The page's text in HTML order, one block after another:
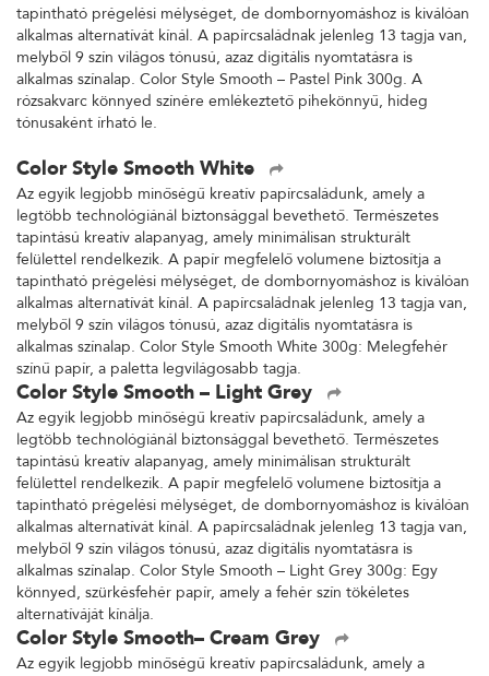
tapintható prégelési mélységet, de dombornyomáshoz is kiválóan
alkalmas alternatívát kínál. A papírcsaládnak jelenleg 13 tagja van,
melyből 9 szín világos tónusú, azaz digitális nyomtatásra is
alkalmas színalap. Color Style Smooth – Pastel Pink 300g. A
rózsakvarc könnyed színére emlékeztető pihekönnyű, hideg
tónusaként írható le.
Color Style Smooth White
Az egyik legjobb minőségű kreatív papírcsaládunk, amely a
legtöbb technológiánál biztonsággal bevethető. Természetes
tapintású kreatív alapanyag, amely minimálisan strukturált
felülettel rendelkezik. A papír megfelelő volumene biztosítja a
tapintható prégelési mélységet, de dombornyomáshoz is kiválóan
alkalmas alternatívát kínál. A papírcsaládnak jelenleg 13 tagja van,
melyből 9 szín világos tónusú, azaz digitális nyomtatásra is
alkalmas színalap. Color Style Smooth White 300g: Melegfehér
színű papír, a paletta legvilágosabb tagja.
Color Style Smooth – Light Grey
Az egyik legjobb minőségű kreatív papírcsaládunk, amely a
legtöbb technológiánál biztonsággal bevethető. Természetes
tapintású kreatív alapanyag, amely minimálisan strukturált
felülettel rendelkezik. A papír megfelelő volumene biztosítja a
tapintható prégelési mélységet, de dombornyomáshoz is kiválóan
alkalmas alternatívát kínál. A papírcsaládnak jelenleg 13 tagja van,
melyből 9 szín világos tónusú, azaz digitális nyomtatásra is
alkalmas színalap. Color Style Smooth – Light Grey 300g: Egy
könnyed, szürkésfehér papír, amely a fehér szín tökéletes
alternatíváját kínálja.
Color Style Smooth– Cream Grey
Az egyik legjobb minőségű kreatív papírcsaládunk, amely a